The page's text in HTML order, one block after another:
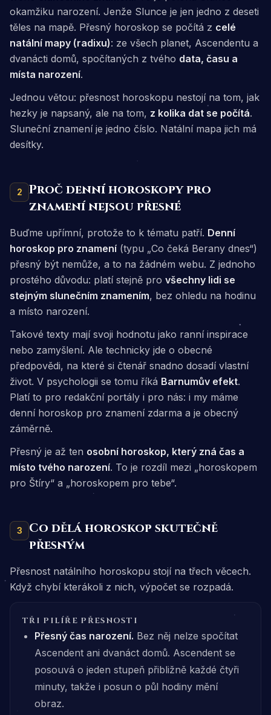
okamžiku narození. Jenže Slunce je jen jedno z deseti
těles na mapě. Přesný horoskop se počítá z celé
natální mapy (radixu): ze všech planet, Ascendentu a
dvanácti domů, spočítaných z tvého data, času a
místa narození.
Jednou větou: přesnost horoskopu nestojí na tom, jak
hezky je napsaný, ale na tom, z kolika dat se počítá.
Sluneční znamení je jedno číslo. Natální mapa jich má
desítky.
2
Proč denní horoskopy pro
znamení nejsou přesné
Buďme upřímní, protože to k tématu patří. Denní
horoskop pro znamení (typu „Co čeká Berany dnes“)
přesný být nemůže, a to na žádném webu. Z jednoho
prostého důvodu: platí stejně pro všechny lidi se
stejným slunečním znamením, bez ohledu na hodinu
a místo narození.
Takové texty mají svoji hodnotu jako ranní inspirace
nebo zamyšlení. Ale technicky jde o obecné
předpovědi, na které si čtenář snadno dosadí vlastní
život. V psychologii se tomu říká Barnumův efekt.
Platí to pro redakční portály i pro nás: i my máme
denní horoskop pro znamení zdarma a je obecný
záměrně.
Přesný je až ten osobní horoskop, který zná čas a
místo tvého narození. To je rozdíl mezi „horoskopem
pro Štíry“ a „horoskopem pro tebe“.
3
Co dělá horoskop skutečně
přesným
Přesnost natálního horoskopu stojí na třech věcech.
Když chybí kterákoli z nich, výpočet se rozpadá.
TŘI PILÍŘE PŘESNOSTI
Přesný čas narození. Bez něj nelze spočítat
Ascendent ani dvanáct domů. Ascendent se
posouvá o jeden stupeň přibližně každé čtyři
minuty, takže i posun o půl hodiny mění
obraz.